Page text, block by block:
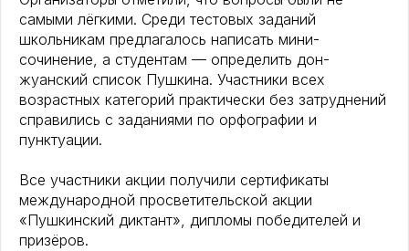
самыми лёгкими. Среди тестовых заданий
школьникам предлагалось написать мини-
сочинение, а студентам — определить дон-
жуанский список Пушкина. Участники всех
возрастных категорий практически без затруднений
справились с заданиями по орфографии и
пунктуации.
Все участники акции получили сертификаты
международной просветительской акции
«Пушкинский диктант», дипломы победителей и
призёров.